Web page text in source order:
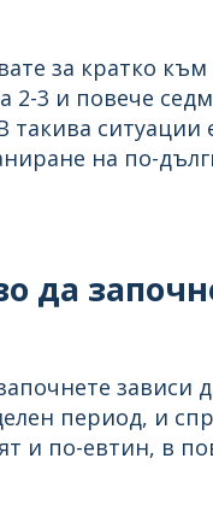
за кратко
2-3 и повече
такива ситуации
на по-
да
зависи
период, и
и по-евтин, в